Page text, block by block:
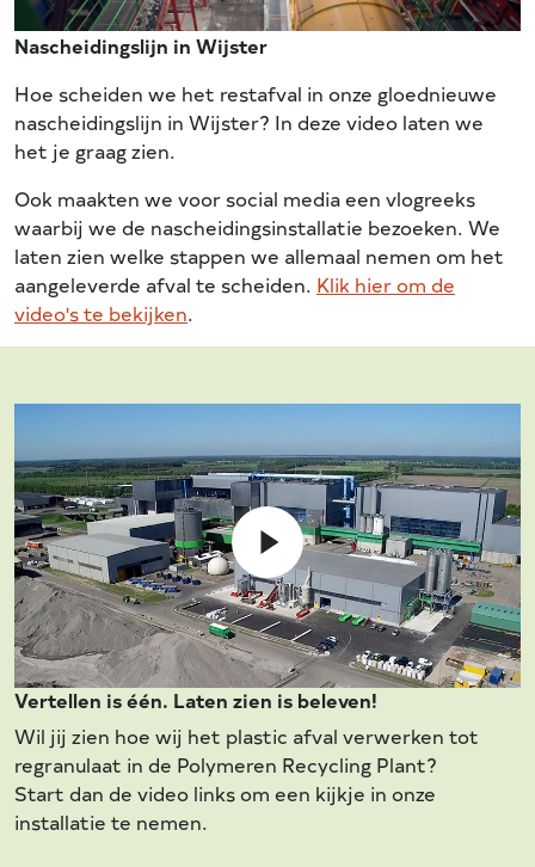
Nascheidingslijn in Wijster
Hoe scheiden we het restafval in onze gloednieuwe
nascheidingslijn in Wijster? In deze video laten we
het je graag zien.
Ook maakten we voor social media een vlogreeks
waarbij we de nascheidingsinstallatie bezoeken. We
laten zien welke stappen we allemaal nemen om het
aangeleverde afval te scheiden. Klik hier om de
video's te bekijken.
Vertellen is één. Laten zien is beleven!
Wil jij zien hoe wij het plastic afval verwerken tot
regranulaat in de Polymeren Recycling Plant?
Start dan de video links om een kijkje in onze
installatie te nemen.